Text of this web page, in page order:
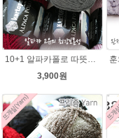
3,900원